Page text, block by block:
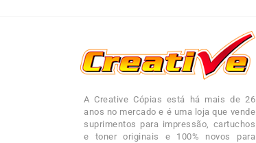
A Creative Cópias está há mais de 26
anos no mercado e é uma loja que vende
suprimentos para impressão, cartuchos
e toner originais e 100% novos para